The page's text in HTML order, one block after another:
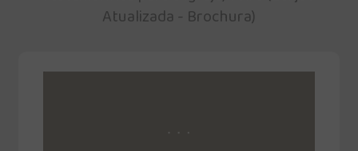
Atualizada - Brochura)